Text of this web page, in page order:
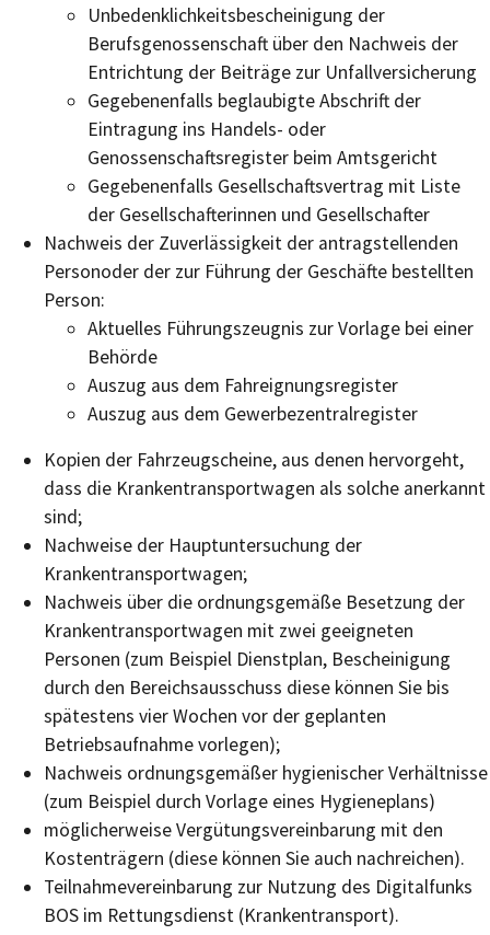
Unbedenklichkeitsbescheinigung der
Berufsgenossenschaft über den Nachweis der
Entrichtung der Beiträge zur Unfallversicherung
Gegebenenfalls beglaubigte Abschrift der
Eintragung ins Handels- oder
Genossenschaftsregister beim Amtsgericht
Gegebenenfalls Gesellschaftsvertrag mit Liste
der Gesellschafterinnen und Gesellschafter
Nachweis der Zuverlässigkeit der antragstellenden
Personoder der zur Führung der Geschäfte bestellten
Person:
Aktuelles Führungszeugnis zur Vorlage bei einer
Behörde
Auszug aus dem Fahreignungsregister
Auszug aus dem Gewerbezentralregister
Kopien der Fahrzeugscheine, aus denen hervorgeht,
dass die Krankentransportwagen als solche anerkannt
sind;
Nachweise der Hauptuntersuchung der
Krankentransportwagen;
Nachweis über die ordnungsgemäße Besetzung der
Krankentransportwagen mit zwei geeigneten
Personen (zum Beispiel Dienstplan, Bescheinigung
durch den Bereichsausschuss diese können Sie bis
spätestens vier Wochen vor der geplanten
Betriebsaufnahme vorlegen);
Nachweis ordnungsgemäßer hygienischer Verhältnisse
(zum Beispiel durch Vorlage eines Hygieneplans)
möglicherweise Vergütungsvereinbarung mit den
Kostenträgern (diese können Sie auch nachreichen).
Teilnahmevereinbarung zur Nutzung des Digitalfunks
BOS im Rettungsdienst (Krankentransport).